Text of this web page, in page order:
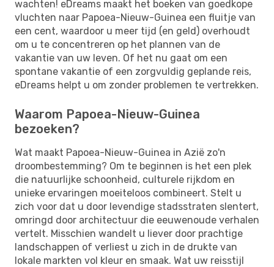
wachten! eDreams maakt het boeken van goedkope
vluchten naar Papoea-Nieuw-Guinea een fluitje van
een cent, waardoor u meer tijd (en geld) overhoudt
om u te concentreren op het plannen van de
vakantie van uw leven. Of het nu gaat om een ​​
spontane vakantie of een zorgvuldig geplande reis,
eDreams helpt u om zonder problemen te vertrekken.
Waarom Papoea-Nieuw-Guinea
bezoeken?
Wat maakt Papoea-Nieuw-Guinea in Azië zo'n
droombestemming? Om te beginnen is het een plek
die natuurlijke schoonheid, culturele rijkdom en
unieke ervaringen moeiteloos combineert. Stelt u
zich voor dat u door levendige stadsstraten slentert,
omringd door architectuur die eeuwenoude verhalen
vertelt. Misschien wandelt u liever door prachtige
landschappen of verliest u zich in de drukte van
lokale markten vol kleur en smaak. Wat uw reisstijl